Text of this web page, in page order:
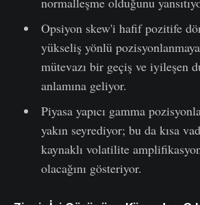
Opsiyon skew'i hafif pozitife
yükseliş yönlü
mütevazı bir geçiş ve iyileşen
anlamına geliyor.
Piyasa yapıcı gamma
yakın seyrediyor; bu da kısa
kaynaklı volatilite
olacağını gösteriyor.